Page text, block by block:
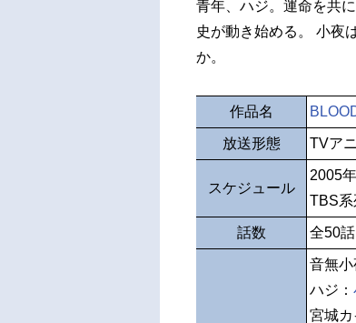
青年、ハジ。運命を共
史が動き始める。 小夜
か。
作品名
放送形態 TVア
スケジュール
2005
TBS系
話数 全50話
音無小
ハジ：
宮城カ